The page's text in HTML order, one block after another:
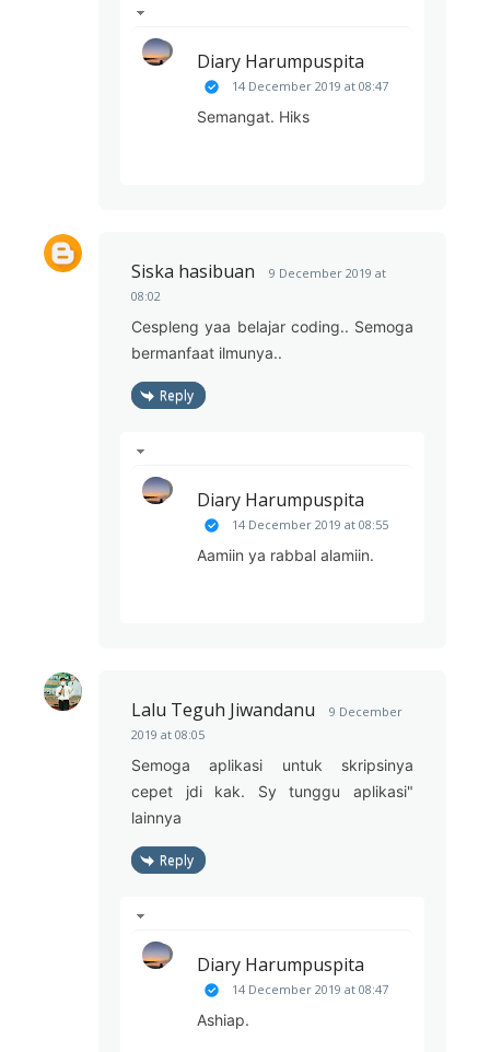
Diary Harumpuspita
14 December 2019 at 08:47
Semangat. Hiks
Siska hasibuan
9 December 2019 at
08:02
Cespleng yaa belajar coding.. Semoga
bermanfaat ilmunya..
Reply
Diary Harumpuspita
14 December 2019 at 08:55
Aamiin ya rabbal alamiin.
Lalu Teguh Jiwandanu
9 December
2019 at 08:05
Semoga aplikasi untuk skripsinya
cepet jdi kak. Sy tunggu aplikasi"
lainnya
Reply
Diary Harumpuspita
14 December 2019 at 08:47
Ashiap.